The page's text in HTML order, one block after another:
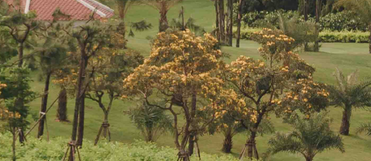
Số lỗ: 9 lỗ 18 lỗ 27 lỗ 36 lỗ